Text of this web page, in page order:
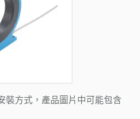
裝方式，產品圖片中可能包含